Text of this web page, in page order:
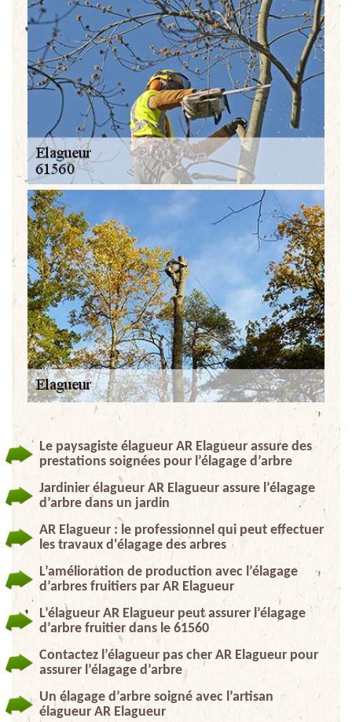
Le paysagiste élagueur AR Elagueur assure des
prestations soignées pour l’élagage d’arbre
Jardinier élagueur AR Elagueur assure l’élagage
d’arbre dans un jardin
AR Elagueur : le professionnel qui peut effectuer
les travaux d'élagage des arbres
L’amélioration de production avec l’élagage
d’arbres fruitiers par AR Elagueur
L’élagueur AR Elagueur peut assurer l’élagage
d’arbre fruitier dans le 61560
Contactez l’élagueur pas cher AR Elagueur pour
assurer l’élagage d’arbre
Un élagage d’arbre soigné avec l’artisan
élagueur AR Elagueur